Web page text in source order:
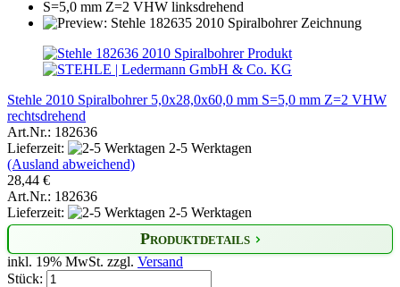
Stehle 2010 Spiralbohrer 5,0x28,0x60,0 mm S=5,0 mm Z=2 VHW
rechtsdrehend
Art.Nr.: 182636
Lieferzeit:
2-5 Werktagen
(Ausland abweichend)
28,44 €
Art.Nr.: 182636
Lieferzeit:
2-5 Werktagen
Produktdetails
inkl. 19% MwSt. zzgl. Versand
Stück: